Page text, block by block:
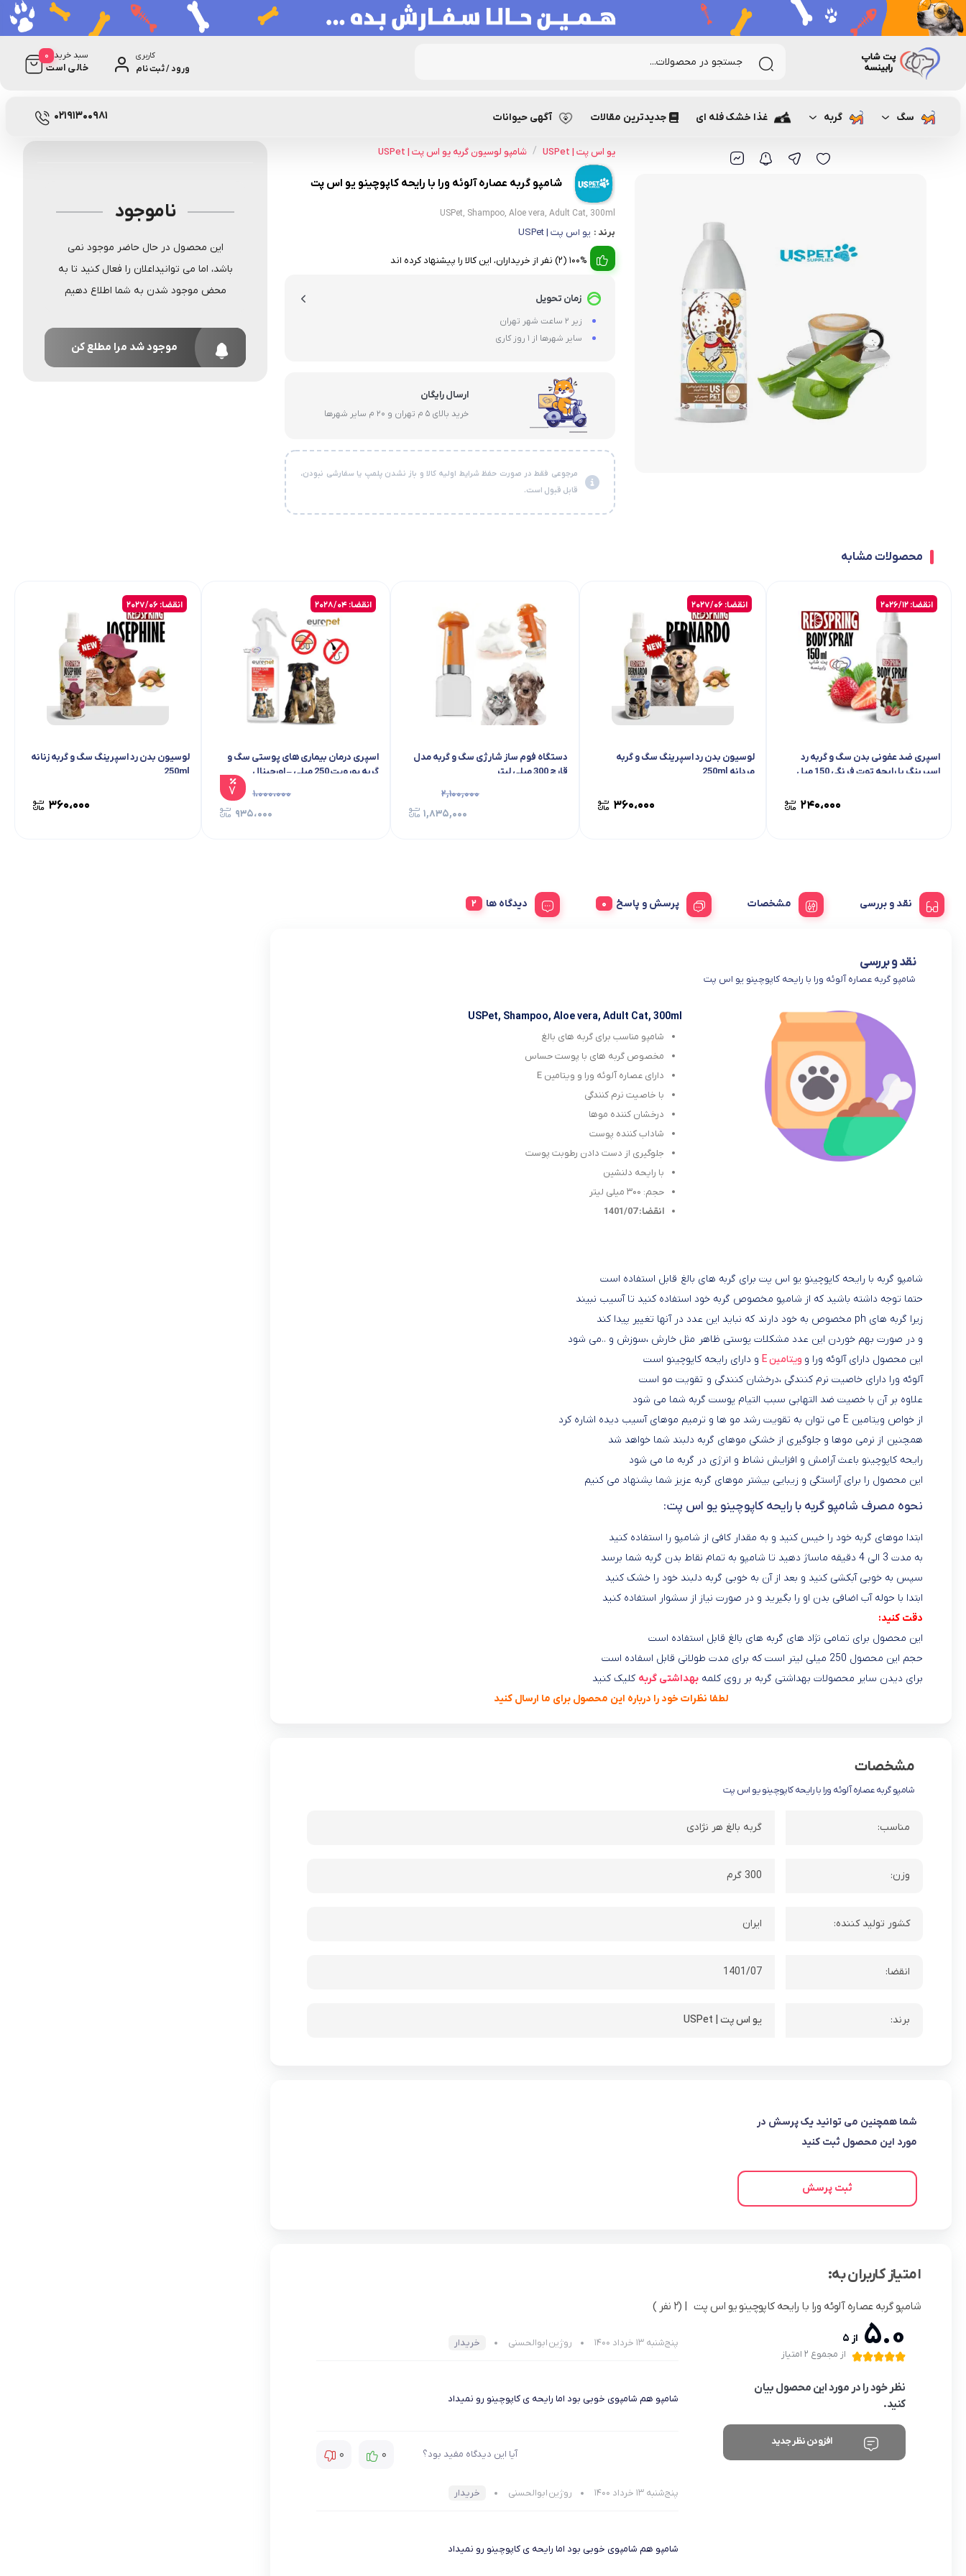
کاربری
ورود / ثبت نام
سبد خرید
خالی است
0
سگ گربه غذا خشک فله ای جدیدترین مقالات آگهی حیوانات 02191300981
رابینسه 6062
یو اس پت | USPet / شامپو لوسیون گربه یو اس پت | USPet
شامپو گربه عصاره آلوئه ورا با رایحه کاپوچینو یو اس پت
USPet, Shampoo, Aloe vera, Adult Cat, 300ml
برند : یو اس پت | USPet
100% (2) نفر از خریداران، این کالا را پیشنهاد کرده اند
زمان تحویل
زیر 2 ساعت شهر تهران
سایر شهرها از 1 روز کاری
ارسال رایگان
خرید بالای 5 م تهران و 20 م سایر شهرها
مرجوعی فقط در صورت حفظ شرایط اولیه کالا و باز نشدن پلمپ یا سفارشی نبودن،
قابل قبول است.
ناموجود
این محصول در حال حاضر موجود نمی
باشد، اما می توانیداعلان را فعال کنید تا به
محض موجود شدن به شما اطلاع دهیم
موجود شد مرا مطلع کن
محصولات مشابه
انقضا: 2026/12
اسپری ضد عفونی بدن سگ و گربه رد
اسپرینگ با رایحه توت فرنگی 150 میل
۲۴۰،۰۰۰
انقضا: 2027/06
لوسیون بدن رد اسپرینگ سگ و گربه
مردانه 250ml
۳۶۰،۰۰۰
دستگاه فوم ساز شارژی سگ و گربه مدل
قارچ 300 میلی لیتر
۲,۱۰۰,۰۰۰
۱,۸۳۵,۰۰۰
انقضا: 2028/04
اسپری درمان بیماری های پوستی سگ و
گربه یوروپت 250 میلی – اورجینال
۱،۰۰۰،۰۰۰
۹۳۵،۰۰۰
۷
انقضا: 2027/06
لوسیون بدن رد اسپرینگ سگ و گربه زنانه
250ml
۳۶۰،۰۰۰
نقد و بررسی مشخصات پرسش و پاسخ دیدگاه ها
نقد و بررسی
شامپو گربه عصاره آلوئه ورا با رایحه کاپوچینو یو اس پت
USPet, Shampoo, Aloe vera, Adult Cat, 300ml
شامپو مناسب برای گربه های بالغ
مخصوص گربه های با پوست حساس
دارای عصاره آلوئه ورا و ویتامین E
با خاصیت نرم کنندگی
درخشان کننده موها
شاداب کننده پوست
جلوگیری از دست دادن رطوبت پوست
با رایحه دلنشین
حجم: ۳۰۰ میلی لیتر
انقضا: 1401/07
شامپو گربه با رایحه کاپوچینو یو اس پت برای گربه های بالغ قابل استفاده است
حتما توجه داشته باشید که از شامپو مخصوص گربه خود استفاده کنید تا آسیب نبیند
زیرا گربه های ph مخصوص به خود دارند که نباید این عدد در آنها تغییر پیدا کند
و در صورت بهم خوردن این عدد مشکلات پوستی ظاهر مثل خارش ،سوزش و ..می شود
این محصول دارای آلوئه ورا و ویتامین E
و دارای رایحه کاپوچینو است
آلوئه ورا دارای خاصیت نرم کنندگی ،درخشان کنندگی و تقویت مو است
علاوه بر آن با خصیت ضد التهابی سبب التیام پوست گربه شما می شود
از خواص ویتامین E می توان به تقویت رشد مو ها و ترمیم موهای آسیب دیده اشاره کرد
همچنین از نرمی موها و جلوگیری از خشکی موهای گربه دلبند شما خواهد شد
رایحه کاپوچینو باعث آرامش و افزایش نشاط و انرژی در گربه ما می شود
این محصول را برای آراستگی و زیبایی بیشتر موهای گربه عزیز شما پشنهاد می کنیم
نحوه مصرف شامپو گربه با رایحه کاپوچینو یو اس پت:
ابتدا موهای گربه خود را خیس کنید و به مقدار کافی از شامپو را استفاده کنید
به مدت 3 الی 4 دقیقه ماساژ دهید تا شامپو به تمام نقاط بدن گربه شما برسد
سپس به خوبی آبکشی کنید و بعد از آن به خوبی گربه دلبند خود را خشک کنید
ابتدا با حوله آب اضافی بدن او را بگیرید و در صورت نیاز از سشوار استفاده کنید
دقت کنید:
این محصول برای تمامی نژاد های گربه های بالغ قابل استفاده است
حجم این محصول 250 میلی لیتر است که برای مدت طولانی قابل اسفاده است
برای دیدن سایر محصولات بهداشتی گربه بر روی کلمه بهداشتی گربه کلیک کنید
لطفا نظرات خود را درباره این محصول برای ما ارسال کنید
مشخصات
شامپو گربه عصاره آلوئه ورا با رایحه کاپوچینو یو اس پت
مناسب: گربه بالغ هر نژادی
وزن: 300 گرم
کشور تولید کننده: ایران
انقضا: 1401/07
برند: یو اس پت | USPet
شما همچنین می توانید یک پرسش در
مورد این محصول ثبت کنید
ثبت پرسش
امتیاز کاربران به:
شامپو گربه عصاره آلوئه ورا با رایحه کاپوچینو یو اس پت | (2 نفر )
5.0 از 5
از مجموع 2 امتیاز
نظر خود را در مورد این محصول بیان
کنید.
افزودن نظر جدید
پنج‌شنبه 13 خرداد 1400 روژین ابوالحسنی خریدار
شامپو هم شامپوی خوبی بود اما رایحه ی کاپوچینو رو نمیداد
آیا این دیدگاه مفید بود؟ 0
0
پنج‌شنبه 13 خرداد 1400 روژین ابوالحسنی خریدار
شامپو هم شامپوی خوبی بود اما رایحه ی کاپوچینو رو نمیداد